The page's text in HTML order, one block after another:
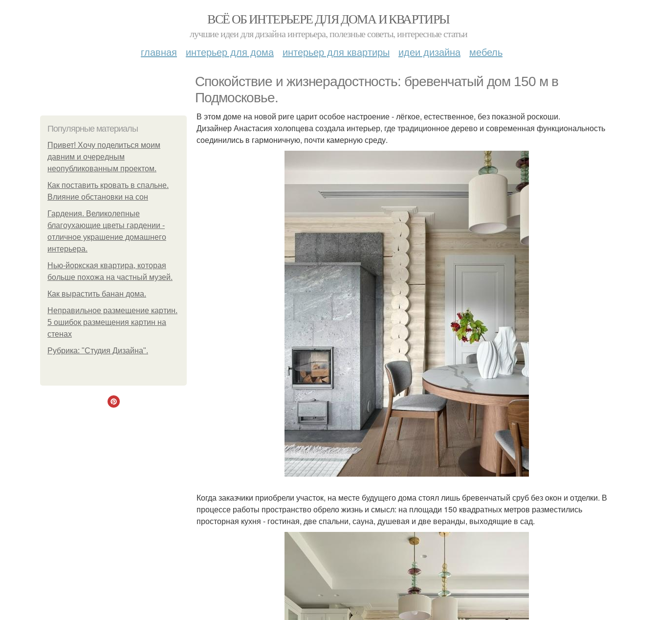
ВСЁ ОБ ИНТЕРЬЕРЕ ДЛЯ ДОМА И КВАРТИРЫ
лучшие идеи для дизайна интерьера, полезные советы, интересные статьи
главная интерьер для дома интерьер для квартиры идеи дизайна мебель
Спокойствие и жизнерадостность: бревенчатый дом 150 м в
Подмосковье.
Популярные материалы
Привет! Хочу поделиться моим
давним и очередным
неопубликованным проектом.
Как поставить кровать в спальне.
Влияние обстановки на сон
Гардения. Великолепные
благоухающие цветы гардении -
отличное украшение домашнего
интерьера.
Нью-йоркская квартира, которая
больше похожа на частный музей.
Как вырастить банан дома.
Неправильное размещение картин.
5 ошибок размещения картин на
стенах
Рубрика: "Студия Дизайна".
В этом доме на новой риге царит особое настроение - лёгкое, естественное, без показной роскоши.
Дизайнер Анастасия холопцева создала интерьер, где традиционное дерево и современная функциональность
соединились в гармоничную, почти камерную среду.
Когда заказчики приобрели участок, на месте будущего дома стоял лишь бревенчатый сруб без окон и отделки. В
процессе работы пространство обрело жизнь и смысл: на площади 150 квадратных метров разместились
просторная кухня - гостиная, две спальни, сауна, душевая и две веранды, выходящие в сад.